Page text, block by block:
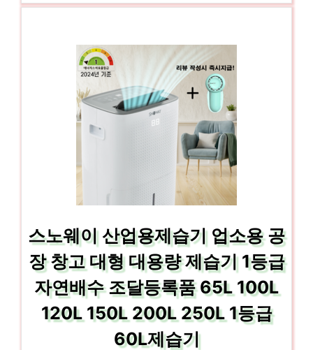
스노웨이 산업용제습기 업소용 공
장 창고 대형 대용량 제습기 1등급
자연배수 조달등록품 65L 100L
120L 150L 200L 250L 1등급
60L제습기